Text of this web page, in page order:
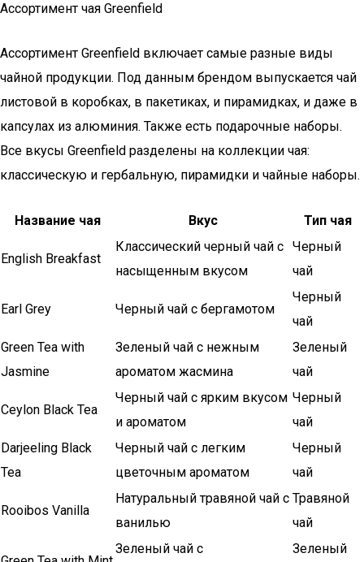
Ассортимент чая Greenfield
Ассортимент Greenfield включает самые разные виды
чайной продукции. Под данным брендом выпускается чай
листовой в коробках, в пакетиках, и пирамидках, и даже в
капсулах из алюминия. Также есть подарочные наборы.
Все вкусы Greenfield разделены на коллекции чая:
классическую и гербальную, пирамидки и чайные наборы.
Название чая Вкус Тип чая
English Breakfast
Классический черный чай с
насыщенным вкусом
Черный
чай
Earl Grey Черный чай с бергамотом
Черный
чай
Green Tea with
Jasmine
Зеленый чай с нежным
ароматом жасмина
Зеленый
чай
Ceylon Black Tea
Черный чай с ярким вкусом
и ароматом
Черный
чай
Darjeeling Black
Tea
Черный чай с легким
цветочным ароматом
Черный
чай
Rooibos Vanilla
Натуральный травяной чай с
ванилью
Травяной
чай
Зеленый чай с Зеленый